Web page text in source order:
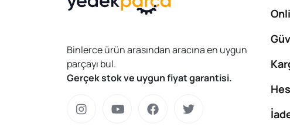
Binlerce ürün arasından aracına en uygun
parçayı bul.
Gerçek stok ve uygun fiyat garantisi.